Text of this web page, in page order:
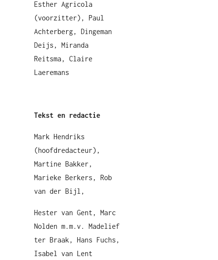
Esther Agricola
(voorzitter), Paul
Achterberg, Dingeman
Deijs, Miranda
Reitsma, Claire
Laeremans
Tekst en redactie
Mark Hendriks
(hoofdredacteur),
Martine Bakker,
Marieke Berkers, Rob
van der Bijl,
Hester van Gent, Marc
Nolden m.m.v. Madelief
ter Braak, Hans Fuchs,
Isabel van Lent